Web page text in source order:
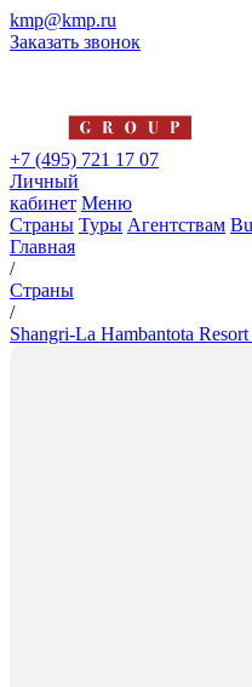
kmp@kmp.ru
Заказать звонок
+7 (495) 721 17 07
Личный
кабинет Меню
Страны Туры Агентствам
Главная
/
Страны
/
Shangri-La Hambantota